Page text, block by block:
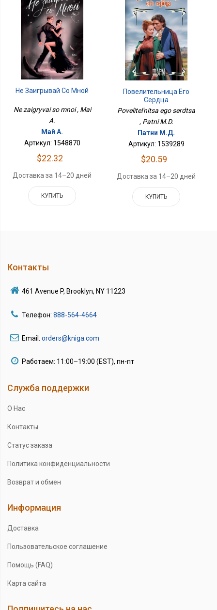
Не Заигрывай Со Мной
Ne zaigryvai so mnoi , Mai
A.
Май А.
Артикул: 1548870
$22.32
Доставка за 14–20 дней
КУПИТЬ
Повелительница Его
Сердца
Povelitel'nitsa ego serdtsa
, Patni M.D.
Патни М.Д.
Артикул: 1539289
$20.59
Доставка за 14–20 дней
КУПИТЬ
Контакты
461 Avenue P, Brooklyn, NY 11223
Телефон: 888-564-4664
Email: orders@kniga.com
Работаем: 11:00–19:00 (EST), пн-пт
Служба поддержки
О Нас
Контакты
Статус заказа
Политика конфиденциальности
Возврат и обмен
Информация
Доставка
Пользовательское соглашение
Помощь (FAQ)
Карта сайта